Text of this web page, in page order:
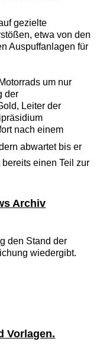
gezielte
etwa von den
Auspuffanlagen für
um nur
der
Leiter der
nach einem
abwartet bis er
einen Teil zur
Archiv
den Stand der
wiedergibt.
Vorlagen.